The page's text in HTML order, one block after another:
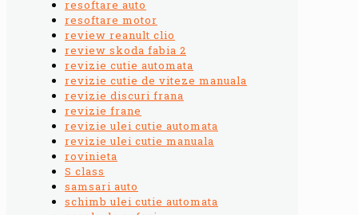
resoftare auto
resoftare motor
review reanult clio
review skoda fabia 2
revizie cutie automata
revizie cutie de viteze manuala
revizie discuri frana
revizie frane
revizie ulei cutie automata
revizie ulei cutie manuala
rovinieta
S class
samsari auto
schimb ulei cutie automata